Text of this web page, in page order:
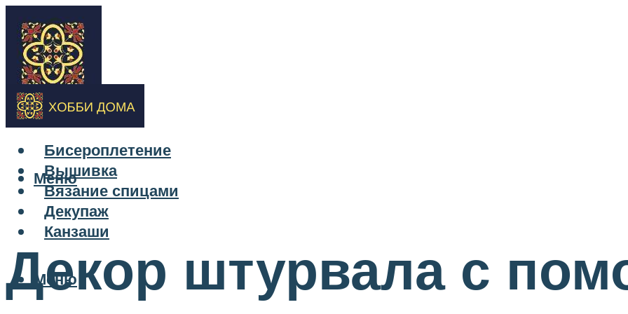
Бисероплетение
Вышивка
Вязание спицами
Декупаж
Канзаши
Меню
Меню
Декор штурвала с